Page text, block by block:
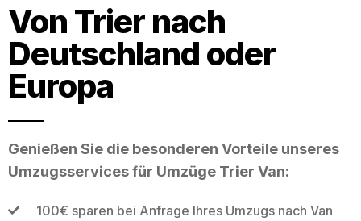
Von Trier nach
Deutschland oder
Europa
Genießen Sie die besonderen Vorteile unseres
Umzugsservices für Umzüge Trier Van:
100€ sparen bei Anfrage Ihres Umzugs nach Van